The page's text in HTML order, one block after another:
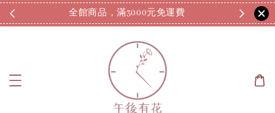
全館商品，滿3000元免運費 7/